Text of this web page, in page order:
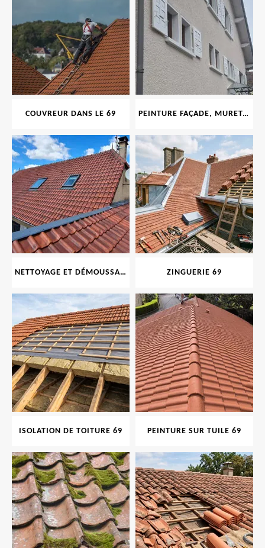
COUVREUR DANS LE 69 PEINTURE FAÇADE, MURET, TOITURE, BOISERIE, FERRONERIE, GOUTTIÈRE 69
NETTOYAGE ET DÉMOUSSAGE DE TOITURE ET FAÇADE 69 ZINGUERIE 69
ISOLATION DE TOITURE 69 PEINTURE SUR TUILE 69